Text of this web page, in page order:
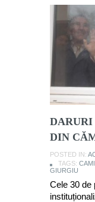
DIN
POSTED IN:
TAGS:
GIURGIU
Cele 30 de